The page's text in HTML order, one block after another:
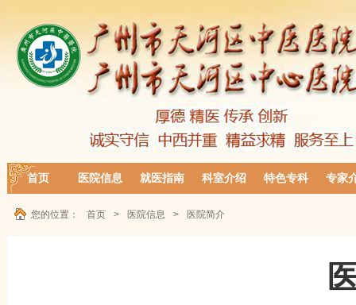
首页 医院信息 就医指南 科室介绍 特色专科 专家
您的位置： 首页 > 医院信息 > 医院简介